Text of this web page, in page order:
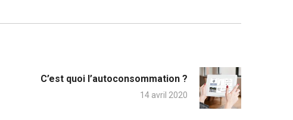
C’est quoi l’autoconsommation ?
14 avril 2020